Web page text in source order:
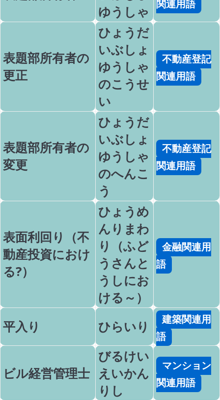
ゆうしゃ
関連用語
表題部所有者の
更正
ひょうだ
いぶしょ
ゆうしゃ
のこうせ
い
不動産登記
関連用語
表題部所有者の
変更
ひょうだ
いぶしょ
ゆうしゃ
のへんこ
う
不動産登記
関連用語
表面利回り（不
動産投資におけ
る?）
ひょうめ
んりまわ
り（ふど
うさんと
うしにお
ける～）
金融関連用
語
平入り ひらいり
建築関連用
語
ビル経営管理士
びるけい
えいかん
りし
マンション
関連用語